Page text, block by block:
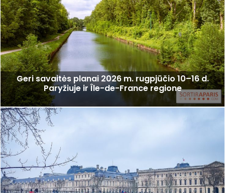
Geri savaitės planai 2026 m. rugpjūčio 10–16 d.
Paryžiuje ir Île-de-France regione